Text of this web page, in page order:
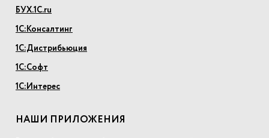
БУХ.1С.ru
1С:Консалтинг
1С:Дистрибьюция
1С:Софт
1С:Интерес
НАШИ ПРИЛОЖЕНИЯ